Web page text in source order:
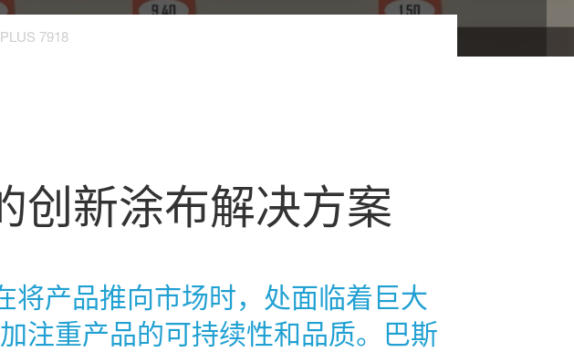
7918
创新涂布解决方案
将产品推向市场时，处面临着巨大
注重产品的可持续性和品质。巴斯